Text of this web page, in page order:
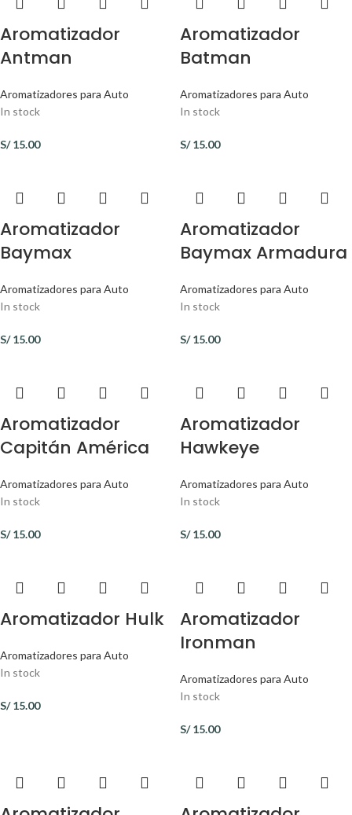
Aromatizador
Antman
Aromatizadores para Auto
In stock
S/15.00
Aromatizador
Batman
Aromatizadores para Auto
In stock
S/15.00
Aromatizador
Baymax
Aromatizadores para Auto
In stock
S/15.00
Aromatizador
Baymax Armadura
Aromatizadores para Auto
In stock
S/15.00
Aromatizador
Capitán América
Aromatizadores para Auto
In stock
S/15.00
Aromatizador
Hawkeye
Aromatizadores para Auto
In stock
S/15.00
Aromatizador Hulk
Aromatizadores para Auto
In stock
S/15.00
Aromatizador
Ironman
Aromatizadores para Auto
In stock
S/15.00